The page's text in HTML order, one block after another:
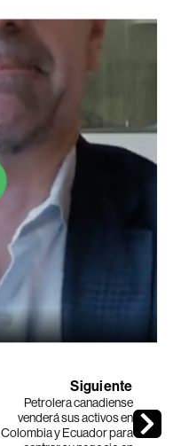
Siguiente
Petrolera canadiense
venderá sus activos en
Colombia y Ecuador para